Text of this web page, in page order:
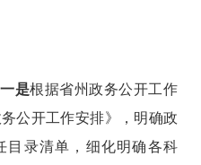
一是根据省州政务公开工作
公开工作安排》，明确政
录清单， 细化明确各科